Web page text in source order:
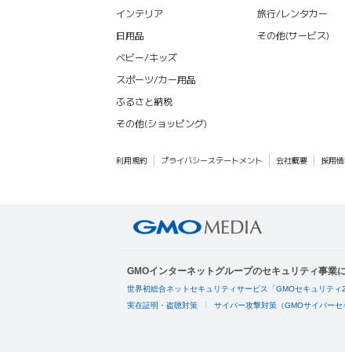
インテリア
日用品
ベビー/キッズ
スポーツ/カー用品
ふるさと納税
その他(ショッピング)
旅行/レンタカー
その他(サービス)
利用規約 プライバシーステートメント 会社概要 採用
GMOインターネットグループのセキュリティ事業
世界初総合ネットセキュリティサービス「GMOセキュリティ
実在証明・盗聴対策 サイバー攻撃対策（GMOサイバーセ